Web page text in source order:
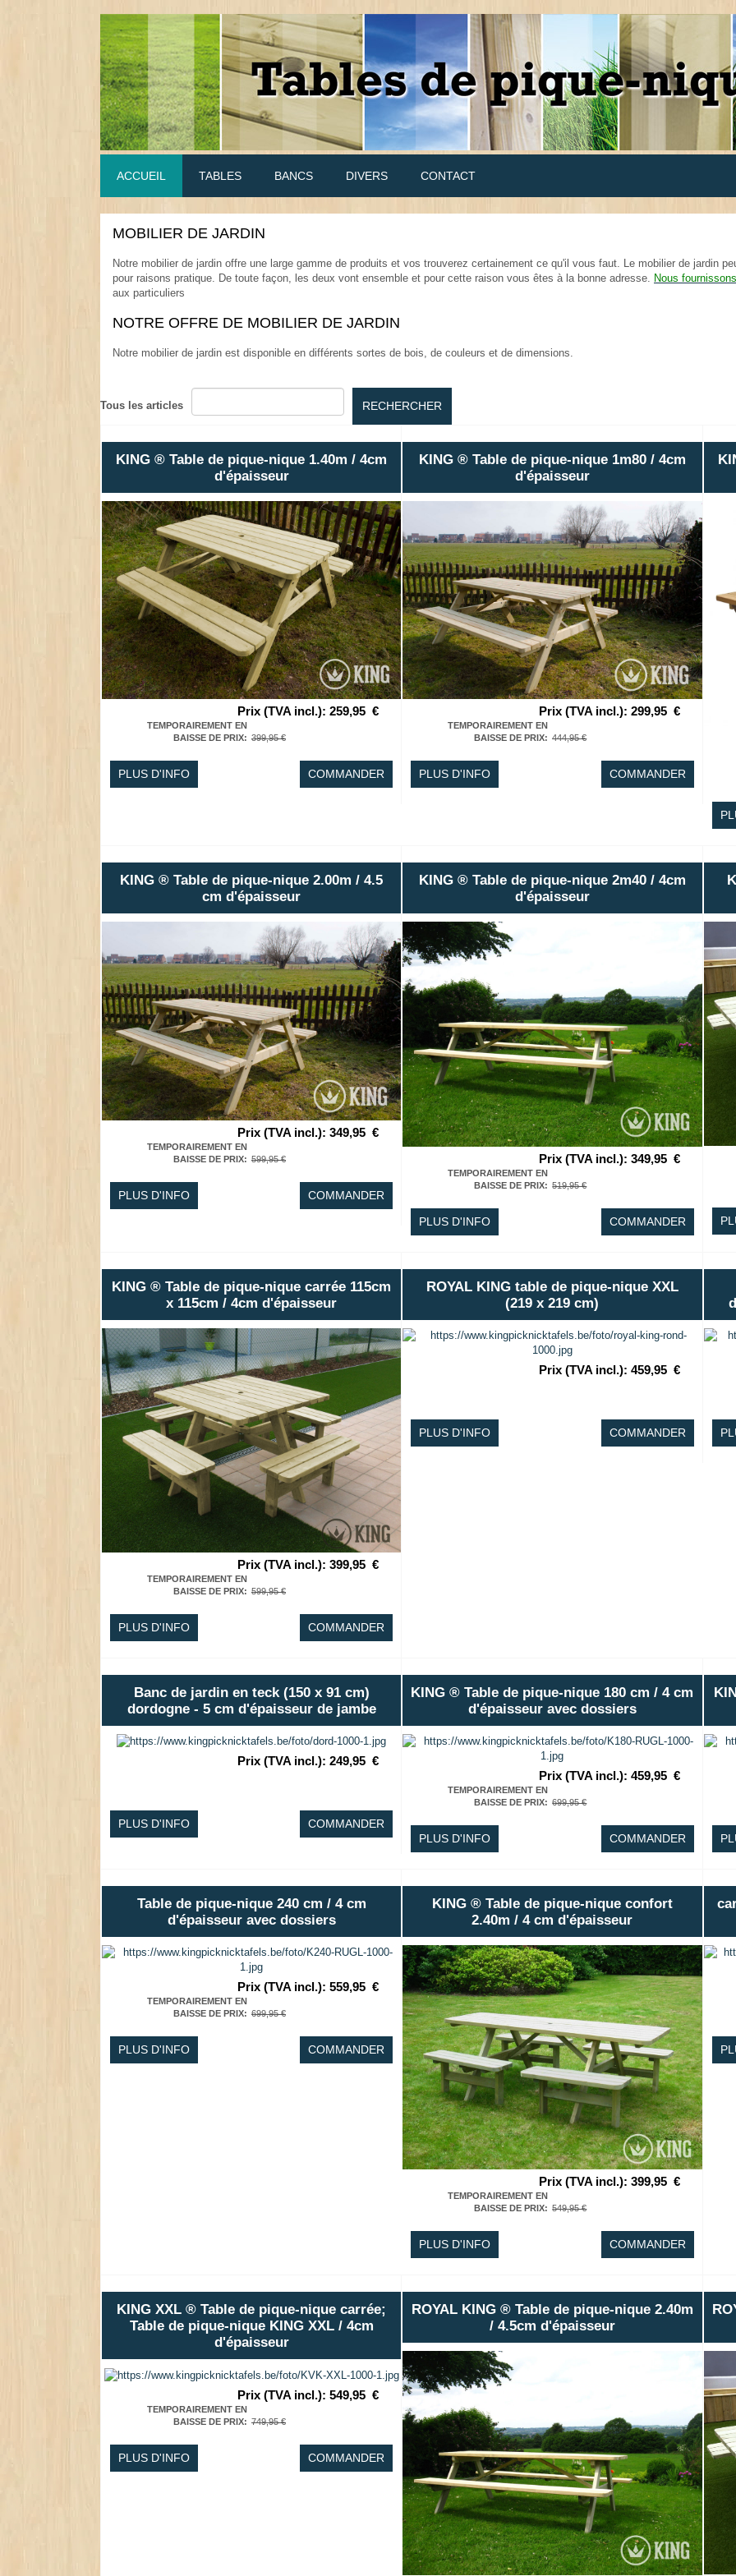
ACCUEIL TABLES BANCS DIVERS CONTACT
MOBILIER DE JARDIN
Notre mobilier de jardin offre une large gamme de produits et vos trouverez certainement ce qu'il vous faut. Le mobilier de jardin
pour raisons pratique. De toute façon, les deux vont ensemble et pour cette raison vous êtes à la bonne adresse. Nous fournissons
aux particuliers
NOTRE OFFRE DE MOBILIER DE JARDIN
Notre mobilier de jardin est disponible en différents sortes de bois, de couleurs et de dimensions.
Tous les articles RECHERCHER
KING ® Table de pique-nique 1.40m / 4cm
d'épaisseur
Prix (TVA incl.):259,95 €
TEMPORAIREMENT EN
BAISSE DE PRIX: 399,95 €
PLUS D'INFO COMMANDER
KING ® Table de pique-nique 1m80 / 4cm
d'épaisseur
Prix (TVA incl.): 299,95 €
TEMPORAIREMENT EN
BAISSE DE PRIX: 444,95 €
PLUS D'INFO COMMANDER
KING ® Table de pique-nique 2.00m / 4.5
cm d'épaisseur
Prix (TVA incl.):349,95 €
TEMPORAIREMENT EN
BAISSE DE PRIX: 599,95 €
PLUS D'INFO COMMANDER
KING ® Table de pique-nique 2m40 / 4cm
d'épaisseur
Prix (TVA incl.): 349,95 €
TEMPORAIREMENT EN
BAISSE DE PRIX: 519,95 €
PLUS D'INFO COMMANDER
KING ® Table de pique-nique carrée 115cm
x 115cm / 4cm d'épaisseur
Prix (TVA incl.):399,95 €
TEMPORAIREMENT EN
BAISSE DE PRIX: 599,95 €
PLUS D'INFO COMMANDER
ROYAL KING table de pique-nique XXL
(219 x 219 cm)
Prix (TVA incl.): 459,95 €
PLUS D'INFO COMMANDER
Banc de jardin en teck (150 x 91 cm)
dordogne - 5 cm d'épaisseur de jambe
Prix (TVA incl.):249,95 €
PLUS D'INFO COMMANDER
KING ® Table de pique-nique 180 cm / 4 cm
d'épaisseur avec dossiers
Prix (TVA incl.): 459,95 €
TEMPORAIREMENT EN
BAISSE DE PRIX: 699,95 €
PLUS D'INFO COMMANDER
Table de pique-nique 240 cm / 4 cm
d'épaisseur avec dossiers
Prix (TVA incl.):559,95 €
TEMPORAIREMENT EN
BAISSE DE PRIX: 699,95 €
PLUS D'INFO COMMANDER
KING ® Table de pique-nique confort
2.40m / 4 cm d'épaisseur
Prix (TVA incl.): 399,95 €
TEMPORAIREMENT EN
BAISSE DE PRIX: 549,95 €
PLUS D'INFO COMMANDER
KING XXL ® Table de pique-nique carrée;
Table de pique-nique KING XXL / 4cm
d'épaisseur
Prix (TVA incl.):549,95 €
TEMPORAIREMENT EN
BAISSE DE PRIX: 749,95 €
PLUS D'INFO COMMANDER
ROYAL KING ® Table de pique-nique 2.40m
/ 4.5cm d'épaisseur